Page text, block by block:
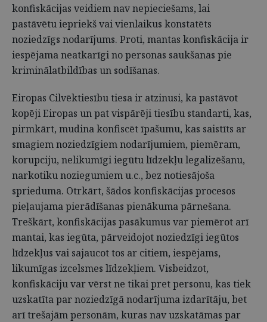
konfiskācijas veidiem nav nepieciešams, lai
pastāvētu iepriekš vai vienlaikus konstatēts
noziedzīgs nodarījums. Proti, mantas konfiskācija ir
iespējama neatkarīgi no personas saukšanas pie
kriminālatbildības un sodīšanas.
Eiropas Cilvēktiesību tiesa ir atzinusi, ka pastāvot
kopēji Eiropas un pat vispārēji tiesību standarti, kas,
pirmkārt, mudina konfiscēt īpašumu, kas saistīts ar
smagiem noziedzīgiem nodarījumiem, piemēram,
korupciju, nelikumīgi iegūtu līdzekļu legalizēšanu,
narkotiku noziegumiem u.c., bez notiesājoša
sprieduma. Otrkārt, šādos konfiskācijas procesos
pieļaujama pierādīšanas pienākuma pārnešana.
Treškārt, konfiskācijas pasākumus var piemērot arī
mantai, kas iegūta, pārveidojot noziedzīgi iegūtos
līdzekļus vai sajaucot tos ar citiem, iespējams,
likumīgas izcelsmes līdzekļiem. Visbeidzot,
konfiskāciju var vērst ne tikai pret personu, kas tiek
uzskatīta par noziedzīgā nodarījuma izdarītāju, bet
arī trešajām personām, kuras nav uzskatāmas par